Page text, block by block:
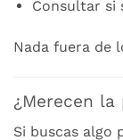
Consultar si
Nada fuera de
¿Merecen la
Si buscas algo